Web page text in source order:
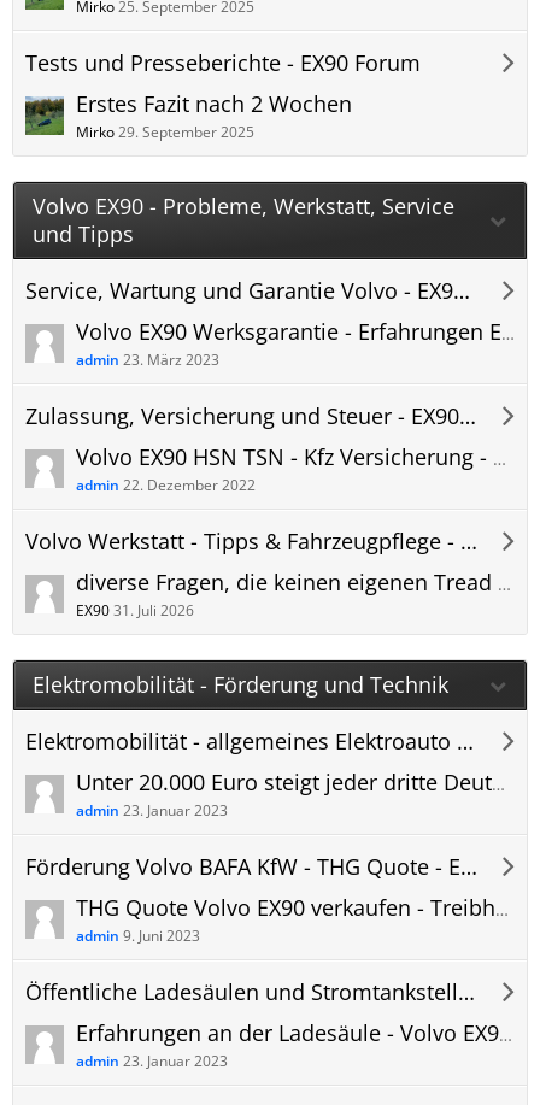
Mirko25. September 2025
Tests und Presseberichte - EX90 Forum
Erstes Fazit nach 2 Wochen
Mirko29. September 2025
Volvo EX90 - Probleme, Werkstatt, Service
und Tipps
Service, Wartung und Garantie Volvo - EX90 Forum
Volvo EX90 Werksgarantie - Erfahrungen EX90 Garantie Batterie und Technik
admin 23. März 2023
Zulassung, Versicherung und Steuer - EX90 Forum
Volvo EX90 HSN TSN - Kfz Versicherung - Herstellerschlüsselnummer + Typschlüsselnummer - Versicherungseinstufung
admin 22. Dezember 2022
Volvo Werkstatt - Tipps & Fahrzeugpflege - EX90 Forum
diverse Fragen, die keinen eigenen Tread erfordern
EX9031. Juli 2026
Elektromobilität - Förderung und Technik
Elektromobilität - allgemeines Elektroauto Forum
Unter 20.000 Euro steigt jeder dritte Deutsche auf Elektroauto um
admin 23. Januar 2023
Förderung Volvo BAFA KfW - THG Quote - EX90 Forum
THG Quote Volvo EX90 verkaufen - Treibhausgas CO2 - Vergleich Prämie Forum
admin 9. Juni 2023
Öffentliche Ladesäulen und Stromtankstellen
Erfahrungen an der Ladesäule - Volvo EX90 laden - Bilder und Erkenntnisse - Ladestation, öffentlich.
admin 23. Januar 2023